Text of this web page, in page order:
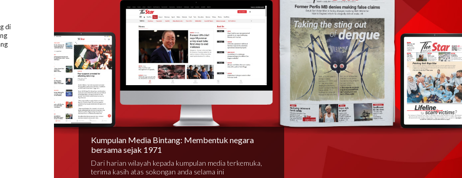
di
Kumpulan Media Bintang: Membentuk negara
bersama sejak 1971
Dari harian wilayah kepada kumpulan media terkemuka,
terima kasih atas sokongan anda selama ini